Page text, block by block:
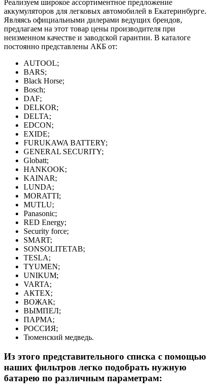
Реализуем широкое ассортиментное предложение
аккумуляторов для легковых автомобилей в Екатеринбурге.
Являясь официальными дилерами ведущих брендов,
предлагаем на этот товар цены производителя при
неизменном качестве и заводской гарантии. В каталоге
постоянно представлены АКБ от:
AUTOOL;
BARS;
Black Horse;
Bosch;
DAF;
DELKOR;
DELTA;
EDCON;
EXIDE;
FURUKAWA BATTERY;
GENERAL SECURITY;
Globatt;
HANKOOK;
KAINAR;
LUNDA;
MORATTI;
MUTLU;
Panasonic;
RED Energy;
Security force;
SMART;
SONSOLITETAB;
TESLA;
TYUMEN;
UNIKUM;
VARTA;
АКТЕХ;
ВОЖАК;
ВЫМПЕЛ;
ПАРМА;
РОССИЯ;
Тюменский медведь.
Из этого представительного списка с помощью
наших фильтров легко подобрать нужную
батарею по различным параметрам: